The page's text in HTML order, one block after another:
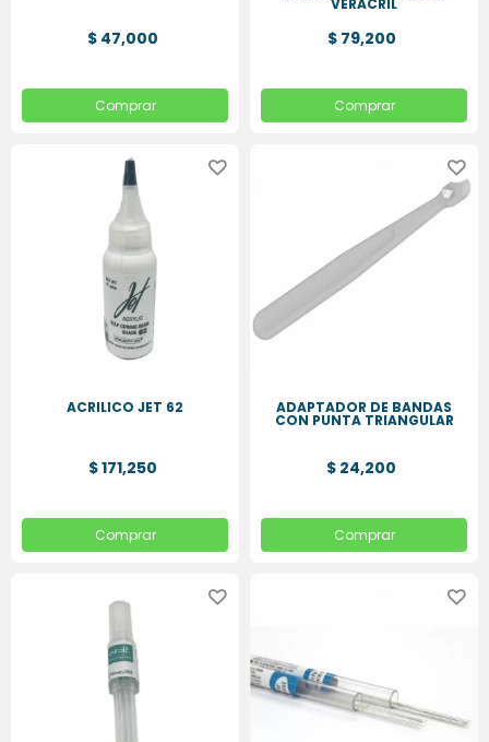
$ 47,000
Comprar
VERACRIL
$ 79,200
Comprar
ACRILICO JET 62
$ 171,250
Comprar
ADAPTADOR DE BANDAS
CON PUNTA TRIANGULAR
$ 24,200
Comprar